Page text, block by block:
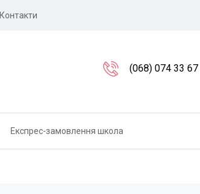
Контакти
(068) 074 33 67
Експрес-замовлення школа